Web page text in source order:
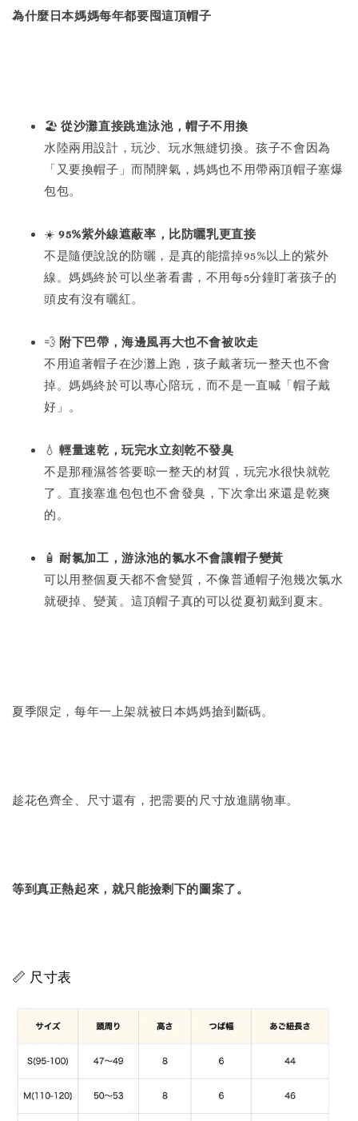
為什麼日本媽媽每年都要囤這頂帽子
🏖️從沙灘直接跳進泳池，帽子不用換
水陸兩用設計，玩沙、玩水無縫切換。孩子不會因為
「又要換帽子」而鬧脾氣，媽媽也不用帶兩頂帽子塞爆
包包。
☀️95%紫外線遮蔽率，比防曬乳更直接
不是隨便說說的防曬，是真的能擋掉95%以上的紫外
線。媽媽終於可以坐著看書，不用每5分鐘盯著孩子的
頭皮有沒有曬紅。
💨 附下巴帶，海邊風再大也不會被吹走
不用追著帽子在沙灘上跑，孩子戴著玩一整天也不會
掉。媽媽終於可以專心陪玩，而不是一直喊「帽子戴
好」。
💧輕量速乾，玩完水立刻乾不發臭
不是那種濕答答要晾一整天的材質，玩完水很快就乾
了。直接塞進包包也不會發臭，下次拿出來還是乾爽
的。
🧴耐氯加工，游泳池的氯水不會讓帽子變黃
可以用整個夏天都不會變質，不像普通帽子泡幾次氯水
就硬掉、變黃。這頂帽子真的可以從夏初戴到夏末。
夏季限定，每年一上架就被日本媽媽搶到斷碼。
趁花色齊全、尺寸還有，把需要的尺寸放進購物車。
等到真正熱起來，就只能撿剩下的圖案了。
📏 尺寸表